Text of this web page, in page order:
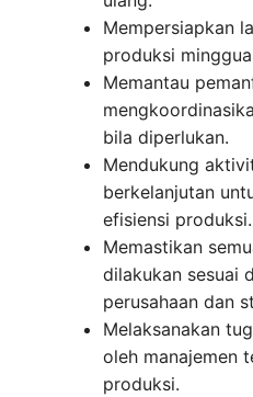
Mempersiapkan
produksi
Memantau
bila diperlukan.
Mendukung
berkelanjutan
efisiensi produksi.
Memastikan
dilakukan sesuai
perusahaan dan
Melaksanakan
oleh manajemen
produksi.